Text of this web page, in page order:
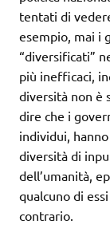
tentati di
esempio, mai i
“diversificati”
più inefficaci,
diversità non è
dire che i
individui,
diversità di
dell’umanità,
qualcuno di
contrario.